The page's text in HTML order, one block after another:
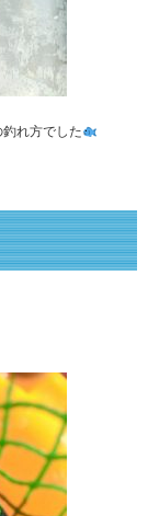
れ方でした